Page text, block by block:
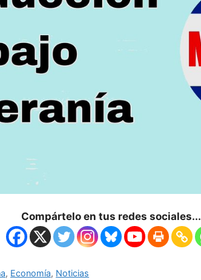
Compártelo en tus redes sociales...
, Economía, Noticias